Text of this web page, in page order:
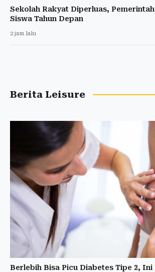
Sekolah Rakyat Diperluas, Pemerintah
Siswa Tahun Depan
2 jam lalu
Berita Leisure
Berlebih Bisa Picu Diabetes Tipe 2, Ini